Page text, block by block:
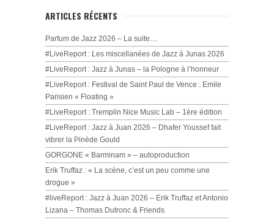
ARTICLES RÉCENTS
Parfum de Jazz 2026 – La suite…
#LiveReport : Les miscellanées de Jazz à Junas 2026
#LiveReport : Jazz à Junas – la Pologne à l’honneur
#LiveReport : Festival de Saint Paul de Vence : Emile
Parisien « Floating »
#LiveReport : Tremplin Nice Music Lab – 1ère édition
#LiveReport : Jazz à Juan 2026 – Dhafer Youssef fait
vibrer la Pinède Gould
GORGONE « Barminam » – autoproduction
Erik Truffaz : « La scène, c’est un peu comme une
drogue »
#liveReport : Jazz à Juan 2026 – Erik Truffaz et Antonio
Lizana – Thomas Dutronc & Friends